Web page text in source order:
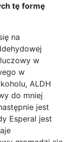
tę formę
na
w
w
ALDH
do mniej
jest
Esperal jest